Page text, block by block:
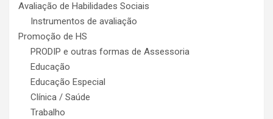
Avaliação de Habilidades Sociais
Instrumentos de avaliação
Promoção de HS
PRODIP e outras formas de Assessoria
Educação
Educação Especial
Clínica / Saúde
Trabalho